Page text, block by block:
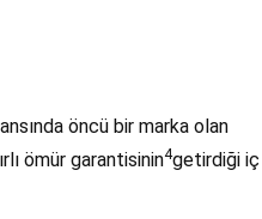
öncü bir marka olan
ömür garantisinin4getirdiği iç